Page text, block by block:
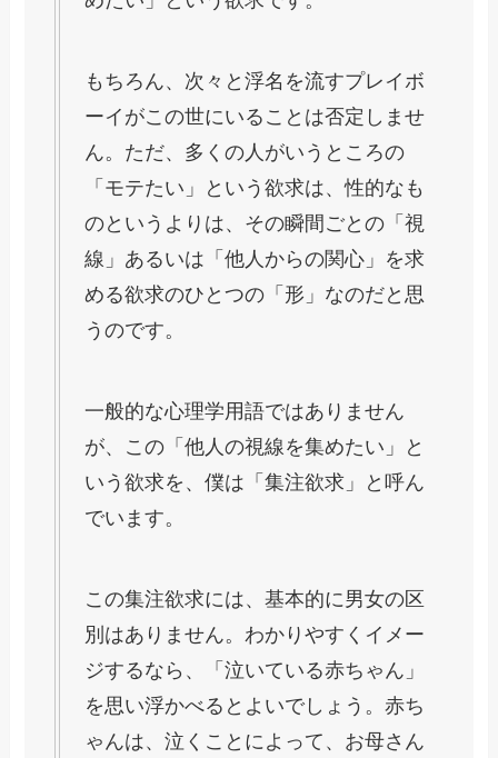
もちろん、次々と浮名を流すプレイボ
ーイがこの世にいることは否定しませ
ん。ただ、多くの人がいうところの
「モテたい」という欲求は、性的なも
のというよりは、その瞬間ごとの「視
線」あるいは「他人からの関心」を求
める欲求のひとつの「形」なのだと思
うのです。
一般的な心理学用語ではありません
が、この「他人の視線を集めたい」と
いう欲求を、僕は「集注欲求」と呼ん
でいます。
この集注欲求には、基本的に男女の区
別はありません。わかりやすくイメー
ジするなら、「泣いている赤ちゃん」
を思い浮かべるとよいでしょう。赤ち
ゃんは、泣くことによって、お母さん